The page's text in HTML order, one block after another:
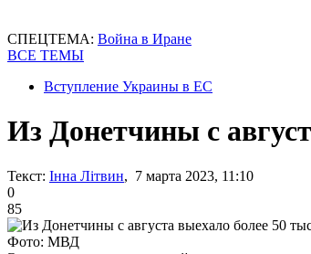
СПЕЦТЕМА: Война в Иране
ВСЕ ТЕМЫ
Вступление Украины в ЕС
Из Донетчины с
Текст: Інна Літвин, 7 марта 2023, 11:10
0
85
Фото: МВД